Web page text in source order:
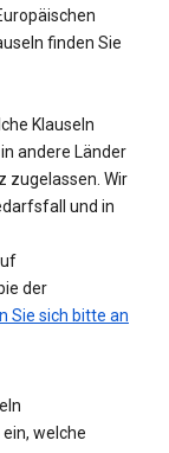
finden Sie
Klauseln
andere Länder
zugelassen. Wir
und in
der
Sie sich bitte an
welche